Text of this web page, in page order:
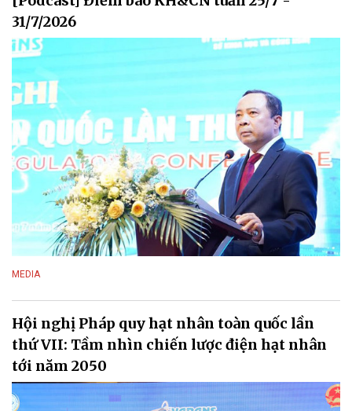
31/7/2026
MEDIA
Hội nghị Pháp quy hạt nhân toàn quốc lần
thứ VII: Tầm nhìn chiến lược điện hạt nhân
tới năm 2050